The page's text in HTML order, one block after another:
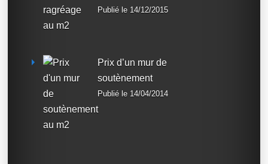
Publié le 14/12/2015
Prix d’un mur de
soutènement
Publié le 14/04/2014